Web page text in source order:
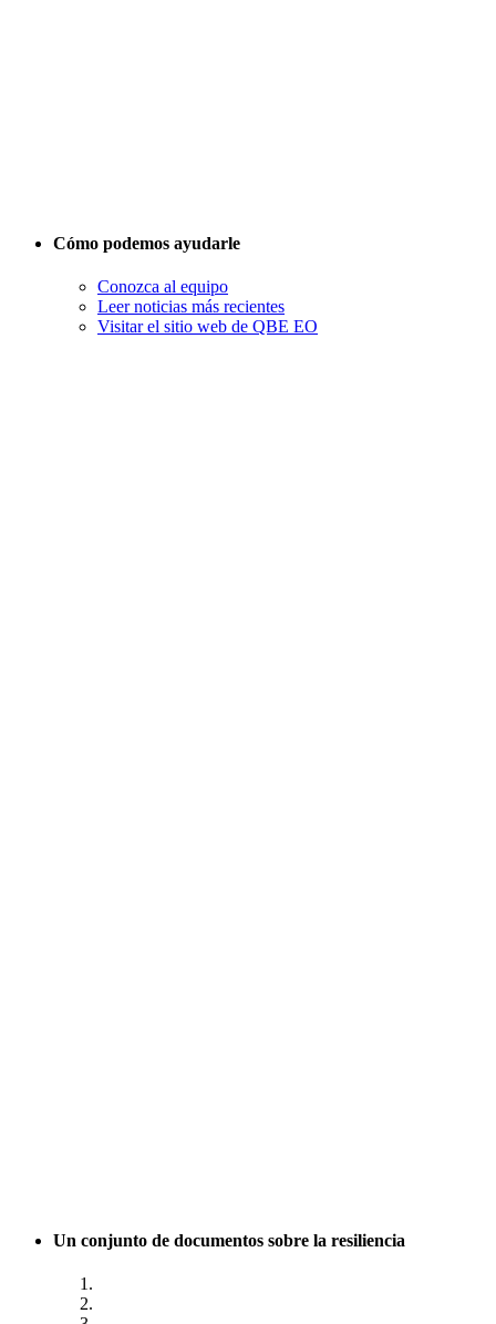
Cómo podemos ayudarle
Conozca al equipo
Leer noticias más recientes
Visitar el sitio web de QBE EO
Un conjunto de documentos sobre la resiliencia